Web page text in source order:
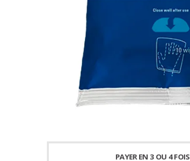
PAYER EN 3 OU 4 FOIS